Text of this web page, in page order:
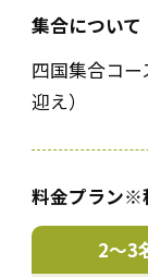
集合について
四国集合コ
迎え）
料金プラン※
2〜3